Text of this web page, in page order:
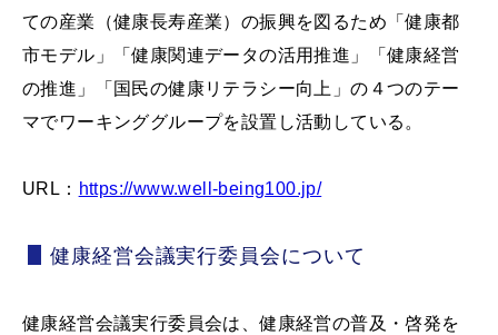
ての産業（健康長寿産業）の振興を図るため「健康都
市モデル」「健康関連データの活用推進」「健康経営
の推進」「国民の健康リテラシー向上」の４つのテー
マでワーキンググループを設置し活動している。
URL： https://www.well-being100.jp/
健康経営会議実行委員会について
健康経営会議実行委員会は、健康経営の普及・啓発を